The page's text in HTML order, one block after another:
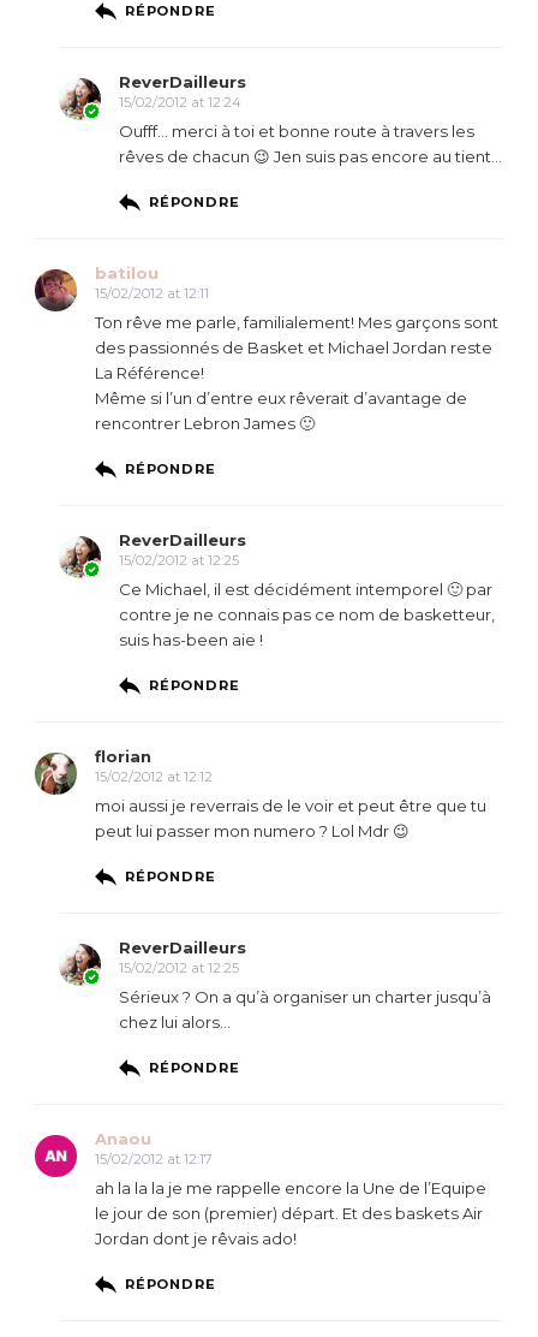
RÉPONDRE
ReverDailleurs
15/02/2012 at 12:24
Oufff… merci à toi et bonne route à travers les
rêves de chacun 😉 Jen suis pas encore au tient…
RÉPONDRE
batilou
15/02/2012 at 12:11
Ton rêve me parle, familialement! Mes garçons sont
des passionnés de Basket et Michael Jordan reste
La Référence!
Même si l’un d’entre eux rêverait d’avantage de
rencontrer Lebron James 🙂
RÉPONDRE
ReverDailleurs
15/02/2012 at 12:25
Ce Michael, il est décidément intemporel 🙂 par
contre je ne connais pas ce nom de basketteur,
suis has-been aie !
RÉPONDRE
florian
15/02/2012 at 12:12
moi aussi je reverrais de le voir et peut être que tu
peut lui passer mon numero ? Lol Mdr 😉
RÉPONDRE
ReverDailleurs
15/02/2012 at 12:25
Sérieux ? On a qu’à organiser un charter jusqu’à
chez lui alors…
RÉPONDRE
Anaou
15/02/2012 at 12:17
ah la la la je me rappelle encore la Une de l’Equipe
le jour de son (premier) départ. Et des baskets Air
Jordan dont je rêvais ado!
RÉPONDRE